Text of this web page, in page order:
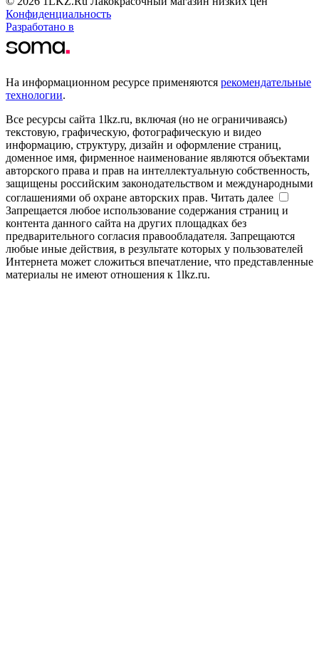
Конфиденциальность
Разработано в
На информационном ресурсе применяются рекомендательные
технологии.
Все ресурсы сайта 1lkz.ru, включая (но не ограничиваясь)
текстовую, графическую, фотографическую и видео
информацию, структуру, дизайн и оформление страниц,
доменное имя, фирменное наименование являются объектами
авторского права и прав на интеллектуальную собственность,
защищены российским законодательством и международными
соглашениями об охране авторских прав. Читать далее
Запрещается любое использование содержания страниц и
контента данного сайта на других площадках без
предварительного согласия правообладателя. Запрещаются
любые иные действия, в результате которых у пользователей
Интернета может сложиться впечатление, что представленные
материалы не имеют отношения к 1lkz.ru.